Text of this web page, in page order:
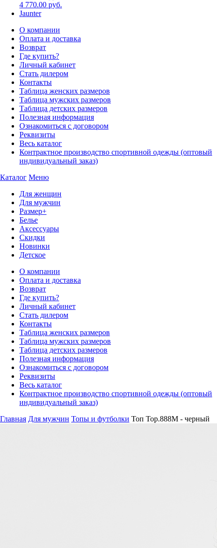
4 770.00 руб.
Jaunter
О компании
Оплата и доставка
Возврат
Где купить?
Личный кабинет
Стать дилером
Контакты
Таблица женских размеров
Таблица мужских размеров
Таблица детских размеров
Полезная информация
Ознакомиться с договором
Реквизиты
Весь каталог
Контрактное производство спортивной одежды (оптовый
индивидуальный заказ)
Каталог Меню
Для женщин
Для мужчин
Размер+
Белье
Аксессуары
Скидки
Новинки
Детское
О компании
Оплата и доставка
Возврат
Где купить?
Личный кабинет
Стать дилером
Контакты
Таблица женских размеров
Таблица мужских размеров
Таблица детских размеров
Полезная информация
Ознакомиться с договором
Реквизиты
Весь каталог
Контрактное производство спортивной одежды (оптовый
индивидуальный заказ)
Главная Для мужчин Топы и футболки Топ Top.888M - черный